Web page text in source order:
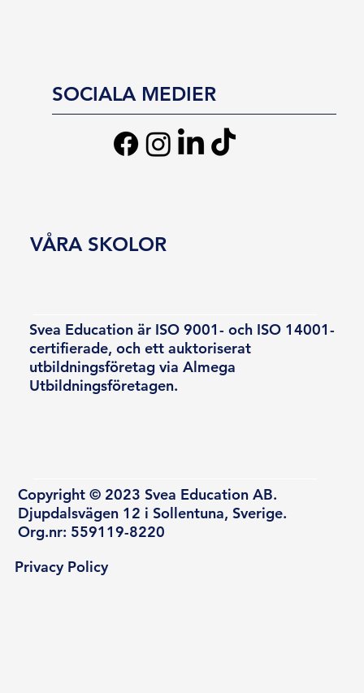
SOCIALA MEDIER
Svea Education är ISO 9001- och ISO 14001-
certifierade, och ett auktoriserat
utbildningsföretag via Almega
Utbildningsföretagen.
Copyright © 2023 Svea Education AB.
Djupdalsvägen 12 i Sollentuna, Sverige.
Org.nr: 559119-8220
VÅRA SKOLOR
Privacy Policy